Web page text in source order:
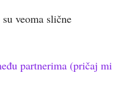
veoma slične
partnerima (pričaj mi